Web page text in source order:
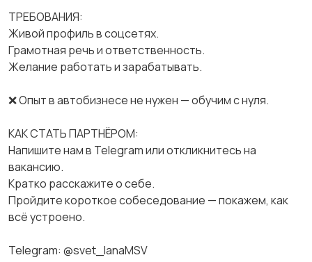
ТРЕБОВАНИЯ:
Живой профиль в соцсетях.
Грамотная речь и ответственность.
Желание работать и зарабатывать.
❌ Опыт в автобизнесе не нужен — обучим с нуля.
КАК СТАТЬ ПАРТНЁРОМ:
Напишите нам в Telegram или откликнитесь на
вакансию.
Кратко расскажите о себе.
Пройдите короткое собеседование — покажем, как
всё устроено.
Telegram: @svet_lanaMSV